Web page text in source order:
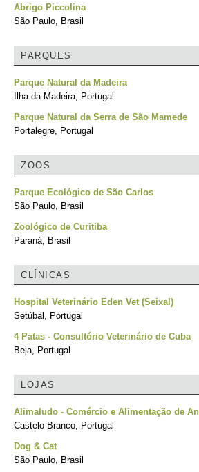
Abrigo Piccolina
São Paulo, Brasil
PARQUES
Parque Natural da Madeira
Ilha da Madeira, Portugal
Parque Natural da Serra de São Mamede
Portalegre, Portugal
ZOOS
Parque Ecológico de São Carlos
São Paulo, Brasil
Zoológico de Curitiba
Paraná, Brasil
CLÍNICAS
Hospital Veterinário Eden Vet (Seixal)
Setúbal, Portugal
4 Patas - Consultório Veterinário de Cuba
Beja, Portugal
LOJAS
Alimaludo - Comércio e Alimentação de
Castelo Branco, Portugal
Dog & Cat
São Paulo, Brasil